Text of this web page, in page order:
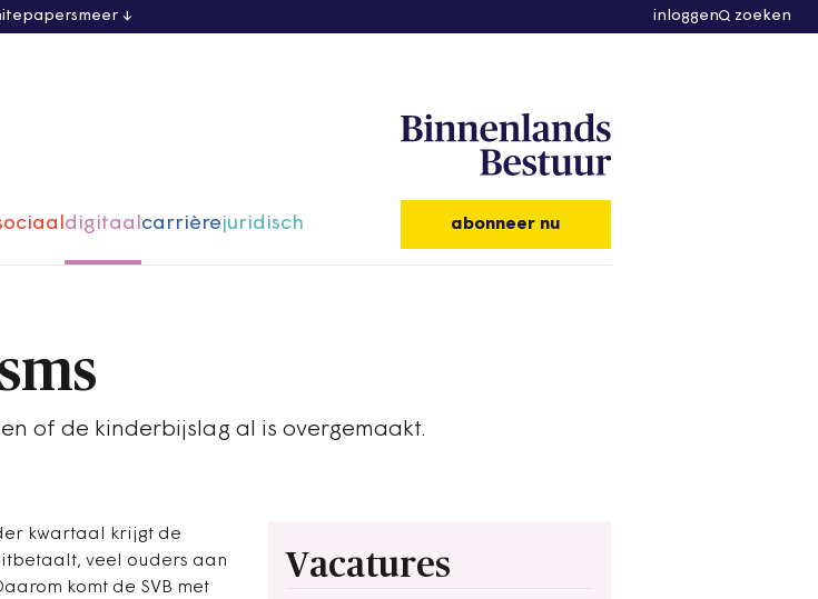
meer inloggen zoeken
digitaalcarrièrejuridisch abonneer nu
of de kinderbijslag al is overgemaakt.
kwartaal krijgt de
veel ouders aan
komt de SVB met
Vacatures